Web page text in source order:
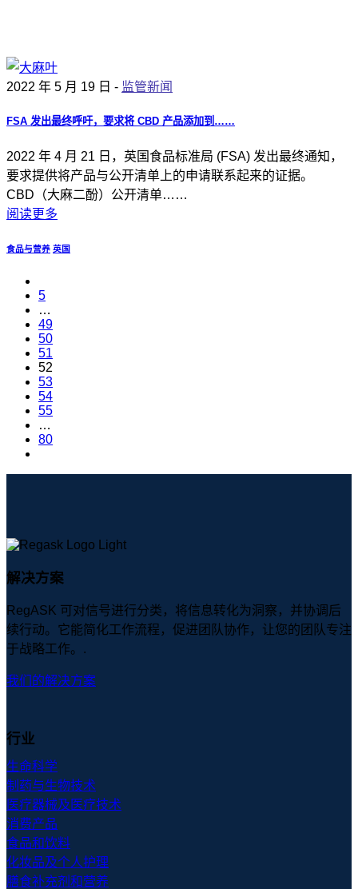
2022 年 5 月 19 日 - 监管新闻
FSA 发出最终呼吁，要求将 CBD 产品添加到……
2022 年 4 月 21 日，英国食品标准局 (FSA) 发出最终通知，
要求提供将产品与公开清单上的申请联系起来的证据。
CBD（大麻二酚）公开清单……
阅读更多
食品与营养 英国
5
…
49
50
51
52
53
54
55
…
80
解决方案
RegASK 可对信号进行分类，将信息转化为洞察，并协调后
续行动。它能简化工作流程，促进团队协作，让您的团队专注
于战略工作。.
我们的解决方案
行业
生命科学
制药与生物技术
医疗器械及医疗技术
消费产品
食品和饮料
化妆品及个人护理
膳食补充剂和营养